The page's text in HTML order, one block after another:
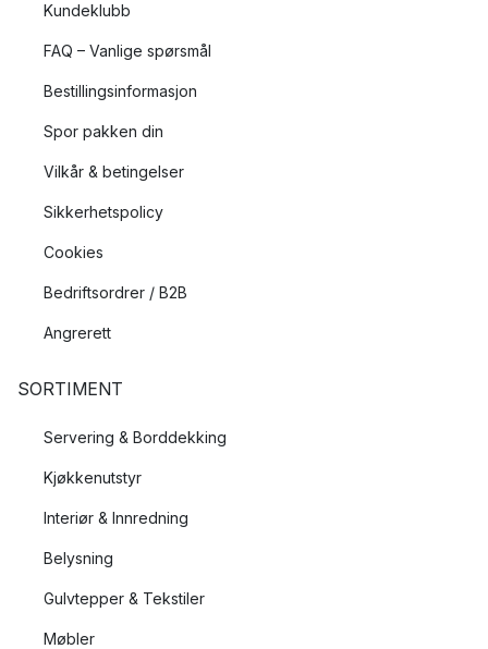
Kundeklubb
FAQ – Vanlige spørsmål
Bestillingsinformasjon
Spor pakken din
Vilkår & betingelser
Sikkerhetspolicy
Cookies
Bedriftsordrer / B2B
Angrerett
SORTIMENT
Servering & Borddekking
Kjøkkenutstyr
Interiør & Innredning
Belysning
Gulvtepper & Tekstiler
Møbler